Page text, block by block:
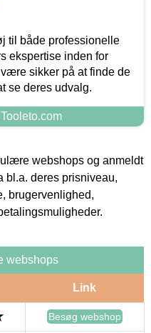
til både professionelle
ekspertise inden for
sikker på at finde de
se deres udvalg.
webshops og anmeldt
bl.a. deres prisniveau,
brugervenlighed,
webshops
Link
Besøg webshop